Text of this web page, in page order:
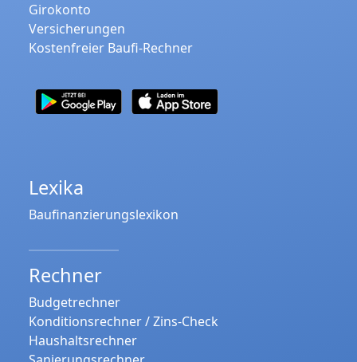
Girokonto
Versicherungen
Kostenfreier Baufi-Rechner
Lexika
Baufinanzierungslexikon
Rechner
Budgetrechner
Konditionsrechner / Zins-Check
Haushaltsrechner